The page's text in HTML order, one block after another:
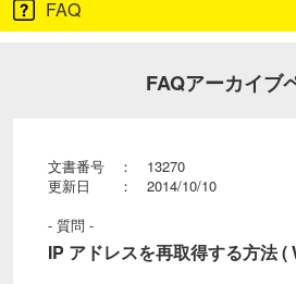
FAQ
FAQアーカイブ
文書番号 ： 13270
更新日 ： 2014/10/10
- 質問 -
IP アドレスを再取得する方法